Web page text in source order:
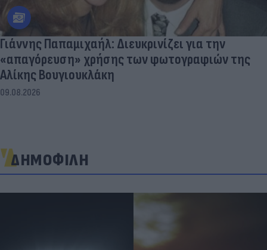
Γιάννης Παπαμιχαήλ: Διευκρινίζει για την
«απαγόρευση» χρήσης των φωτογραφιών της
Αλίκης Βουγιουκλάκη
09.08.2026
ΔΗΜΟΦΙΛΗ